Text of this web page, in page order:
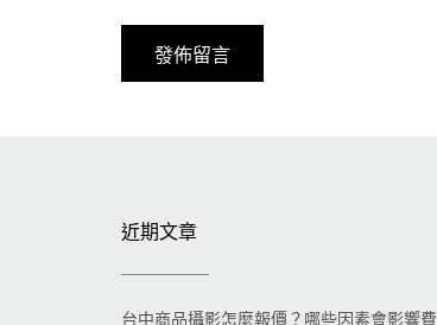
近期文章
台中商品攝影怎麼報價？哪些因素會影響費